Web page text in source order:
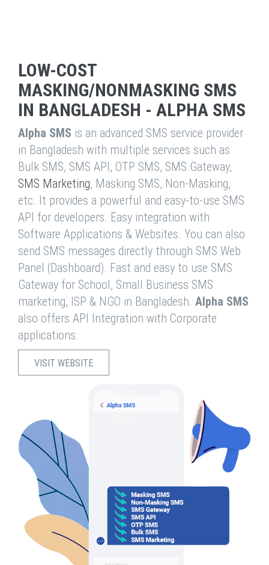
LOW-COST
MASKING/NONMASKING SMS
IN BANGLADESH - ALPHA SMS
Alpha SMS is an advanced SMS service provider
in Bangladesh with multiple services such as
Bulk SMS, SMS API, OTP SMS, SMS Gateway,
SMS Marketing, Masking SMS, Non-Masking,
etc. It provides a powerful and easy-to-use SMS
API for developers. Easy integration with
Software Applications & Websites. You can also
send SMS messages directly through SMS Web
Panel (Dashboard). Fast and easy to use SMS
Gateway for School, Small Business SMS
marketing, ISP & NGO in Bangladesh. Alpha SMS
also offers API Integration with Corporate
applications.
VISIT WEBSITE